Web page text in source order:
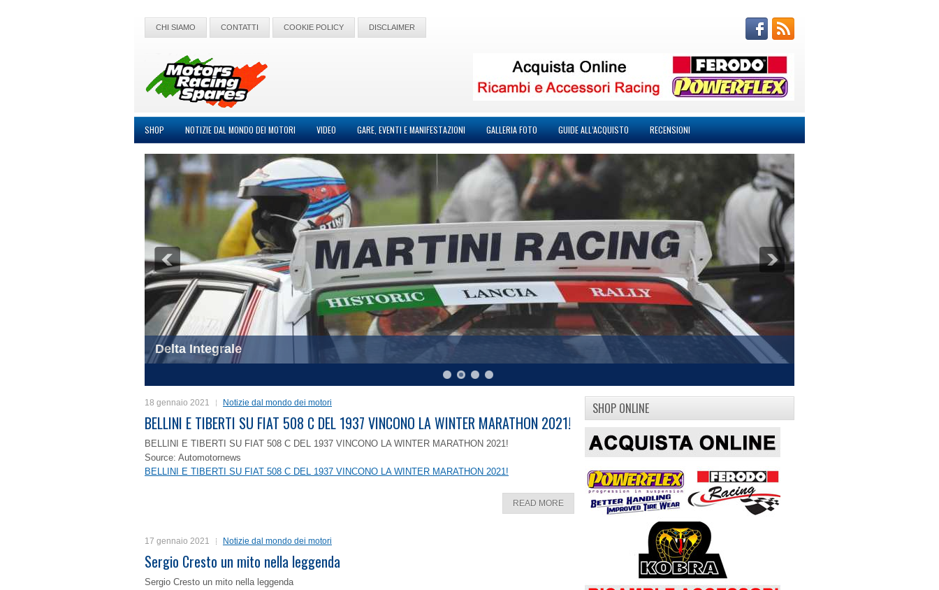
CHI SIAMO CONTATTI COOKIE POLICY DISCLAIMER
SHOP NOTIZIE DAL MONDO DEI MOTORI VIDEO GARE, EVENTI E MANIFESTAZIONI GALLERIA FOTO GUIDE ALL’ACQUISTO RECENSIONI
Delta Integrale
18 gennaio 2021 Notizie dal mondo dei motori
BELLINI E TIBERTI SU FIAT 508 C DEL 1937 VINCONO LA WINTER MARATHON 2021!
BELLINI E TIBERTI SU FIAT 508 C DEL 1937 VINCONO LA WINTER MARATHON 2021!
Source: Automotornews
BELLINI E TIBERTI SU FIAT 508 C DEL 1937 VINCONO LA WINTER MARATHON 2021!
READ MORE
17 gennaio 2021 Notizie dal mondo dei motori
Sergio Cresto un mito nella leggenda
Sergio Cresto un mito nella leggenda
SHOP ONLINE